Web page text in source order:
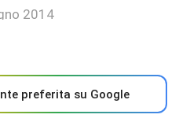
2014
preferita su Google